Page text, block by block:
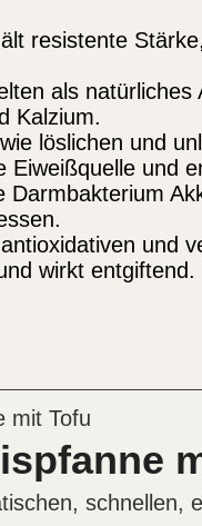
resistente
als
Kalzium.
löslichen und
und
und
wirkt
schnellen,